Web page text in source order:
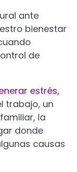
ante
bienestar
de
estrés,
trabajo, un
la
donde
causas